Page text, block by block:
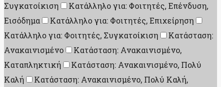
Συγκατοίκιση
Κατάλληλο για: Φοιτητές, Επένδυση,
Εισόδημα
Κατάλληλο για: Φοιτητές, Επιχείρηση
Κατάλληλο για: Φοιτητές, Συγκατοίκιση
Κατάσταση:
Ανακαινισμένο
Κατάσταση: Ανακαινισμένο,
Καταπληκτική
Κατάσταση: Ανακαινισμένο, Πολύ
Καλή
Κατάσταση: Ανακαινισμένο, Πολύ Καλή,